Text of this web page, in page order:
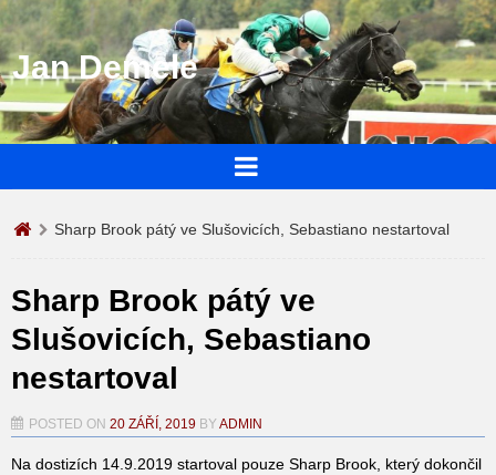
Jan Demele
Sharp Brook pátý ve Slušovicích, Sebastiano nestartoval
Sharp Brook pátý ve
Slušovicích, Sebastiano
nestartoval
POSTED ON 20 ZÁŘÍ, 2019 BYADMIN
Na dostizích 14.9.2019 startoval pouze Sharp Brook, který dokončil